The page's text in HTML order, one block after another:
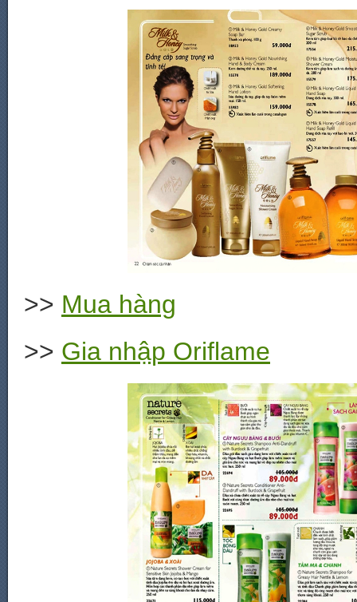
>> Mua hàng
>> Gia nhập Oriflame